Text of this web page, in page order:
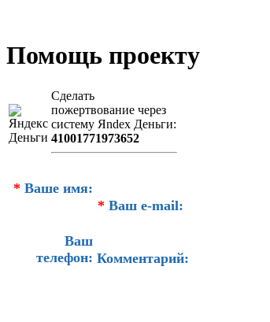
Помощь проекту
Сделать
пожертвование через
систeму Яndex Деньги:
41001771973652
* Ваше имя:
* Ваш e-mail:
Ваш
телефон: Комментарий: